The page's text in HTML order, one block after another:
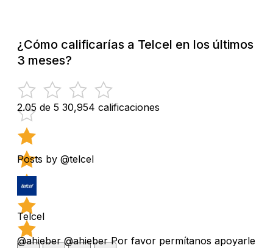
¿Cómo calificarías a Telcel en los últimos
3 meses?
2.05 de 5 30,954 calificaciones
Posts by @telcel
Telcel
@ahieber @ahieber Por favor permítanos apoyarle